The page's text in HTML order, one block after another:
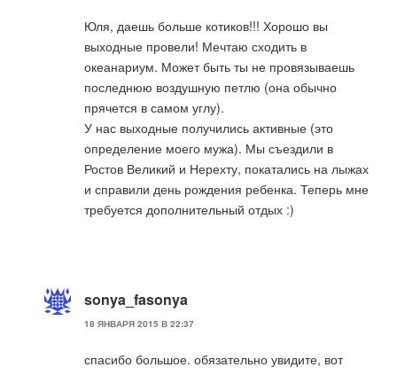
Юля, даешь больше котиков!!! Хорошо вы
выходные провели! Мечтаю сходить в
океанариум. Может быть ты не провязываешь
последнюю воздушную петлю (она обычно
прячется в самом углу).
У нас выходные получились активные (это
определение моего мужа). Мы съездили в
Ростов Великий и Нерехту, покатались на лыжах
и справили день рождения ребенка. Теперь мне
требуется дополнительный отдых :)
sonya_fasonya
18 ЯНВАРЯ 2015 В 22:37
спасибо большое. обязательно увидите, вот